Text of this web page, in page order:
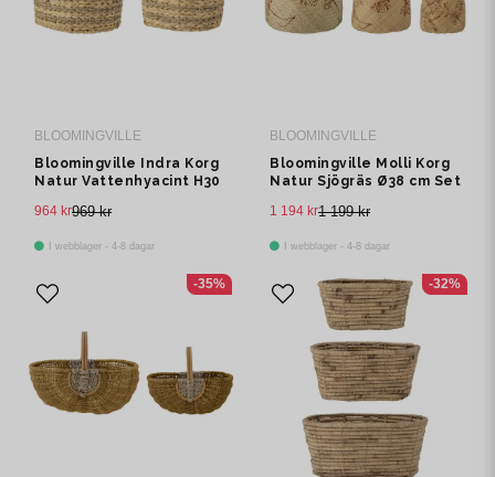
BLOOMINGVILLE
Bloomingville Indra Korg
Natur Vattenhyacint H30
969 kr
964 kr
I webblager - 4-8 dagar
BLOOMINGVILLE
Bloomingville Molli Korg
Natur Sjögräs Ø38 cm Set
1 199 kr
1 194 kr
I webblager - 4-8 dagar
-35% -32%